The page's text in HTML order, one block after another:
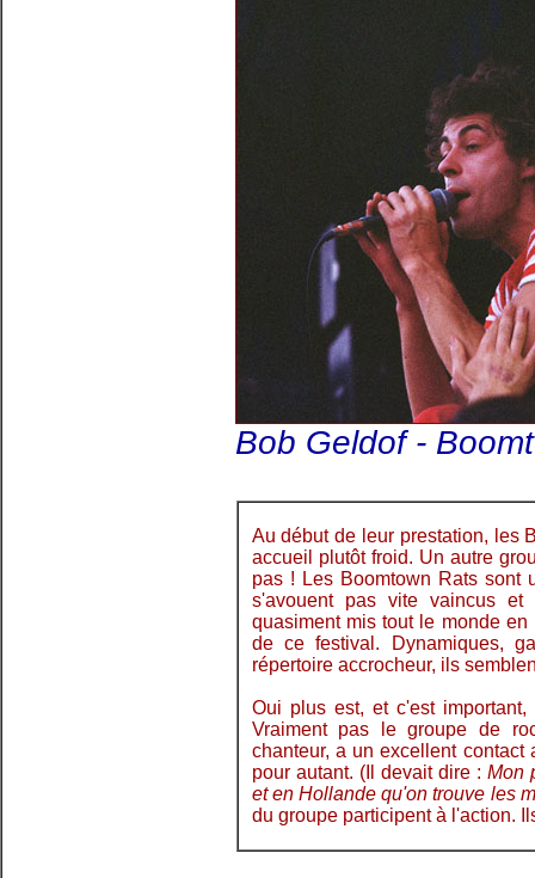
Bob Geldof -
Au début de leur prestation, les
accueil plutôt froid. Un autre
pas ! Les Boomtown Rats sont
s'avouent pas vite vaincus
quasiment mis tout le monde
de ce festival. Dynamiques,
répertoire accrocheur, ils
Oui plus est, et c'est
Vraiment pas le groupe de
chanteur, a un excellent
pour autant. (Il devait dire : Mon
et en Hollande qu'on trouve les
du groupe participent à l'action.